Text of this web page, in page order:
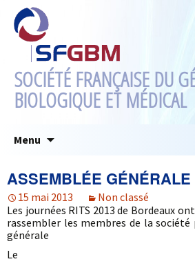
SOCIÉTÉ FRANÇAISE DU
BIOLOGIQUE ET MÉDICAL
Menu
ASSEMBLÉE
15 mai 2013
Non classé
Les journées RITS 2013 de Bordeaux
rassembler les membres de la société
générale
Le